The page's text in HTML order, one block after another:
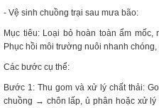
- Vệ sinh chuồng trại sau mưa bão:
Mục tiêu: Loại bỏ hoàn toàn ẩm mốc,
Phục hồi môi trường nuôi nhanh
Các bước cụ thể:
Bước 1: Thu gom và xử lý chất thải:
chuồng → chôn lấp, ủ phân hoặc xử lý